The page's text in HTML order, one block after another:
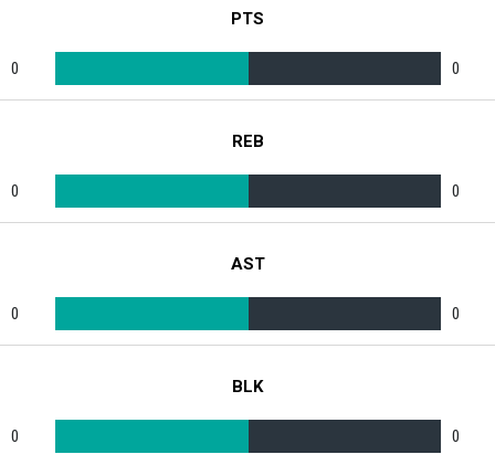
PTS
0 0
REB
0 0
AST
0 0
BLK
0 0